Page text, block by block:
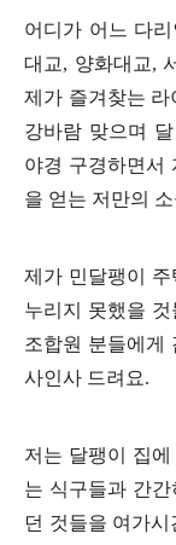
어디가 어느 다
대교, 양화대교,
제가 즐겨찾는 라
강바람 맞으며
야경 구경하면서
을 얻는 저만의
제가 민달팽이 주
누리지 못했을 것
조합원 분들에게
사인사 드려요.
저는 달팽이 집
는 식구들과 간
던 것들을 여가